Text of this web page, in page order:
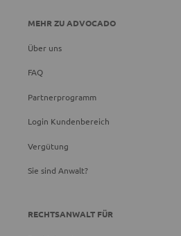
MEHR ZU ADVOCADO
Über uns
FAQ
Partnerprogramm
Login Kundenbereich
Vergütung
Sie sind Anwalt?
RECHTSANWALT FÜR